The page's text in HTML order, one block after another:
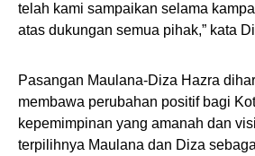
telah kami sampaikan selama
atas dukungan semua pihak,” kata
Pasangan Maulana-Diza Hazra
membawa perubahan positif bagi
kepemimpinan yang amanah dan
terpilihnya Maulana dan Diza